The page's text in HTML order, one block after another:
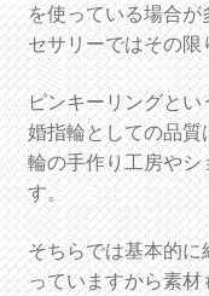
を使っている場合が
セサリーではその限
ピンキーリングと
婚指輪としての品
輪の手作り工房や
す。
そちらでは基本的
っていますから素